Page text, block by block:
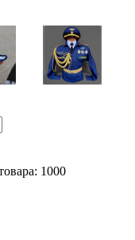
1000